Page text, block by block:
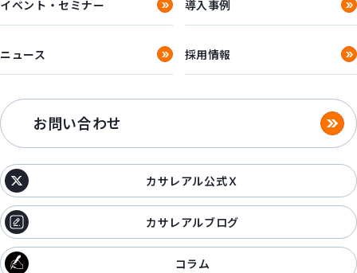
イベント・セミナー 導入事例
ニュース 採用情報
お問い合わせ
カサレアル公式Ｘ
カサレアルブログ
コラム